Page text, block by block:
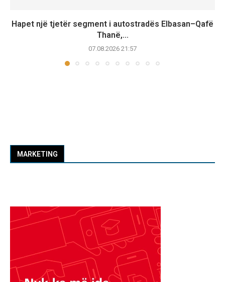
Hapet një tjetër segment i autostradës Elbasan–Qafë
Thanë,...
07.08.2026 21:57
MARKETING